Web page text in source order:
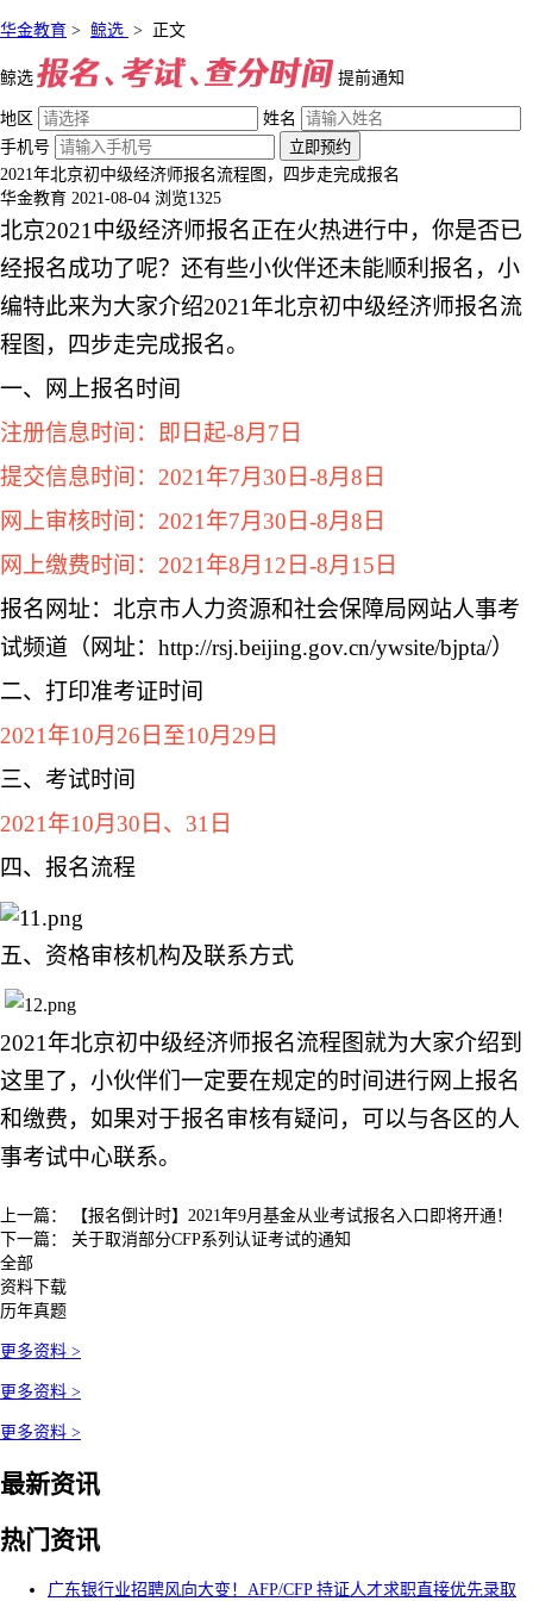
华金教育 > 鲸选 > 正文
鲸选 提前通知
地区
姓名
手机号
立即预约
2021年北京初中级经济师报名流程图，四步走完成报名
华金教育 2021-08-04 浏览1325
北京2021中级经济师报名正在火热进行中，你是否已
经报名成功了呢？还有些小伙伴还未能顺利报名，小
编特此来为大家介绍2021年北京初中级经济师报名流
程图，四步走完成报名。
一、网上报名时间
注册信息时间：即日起-8月7日
提交信息时间：2021年7月30日-8月8日
网上审核时间：2021年7月30日-8月8日
网上缴费时间：2021年8月12日-8月15日
报名网址：北京市人力资源和社会保障局网站人事考
试频道（网址：http://rsj.beijing.gov.cn/ywsite/bjpta/）
二、打印准考证时间
2021年10月26日至10月29日
三、考试时间
2021年10月30日、31日
四、报名流程
五、资格审核机构及联系方式
2021年北京初中级经济师报名流程图就为大家介绍到
这里了，小伙伴们一定要在规定的时间进行网上报名
和缴费，如果对于报名审核有疑问，可以与各区的人
事考试中心联系。
上一篇：
【报名倒计时】2021年9月基金从业考试报名入口即将开通！
下一篇： 关于取消部分CFP系列认证考试的通知
全部
资料下载
历年真题
更多资料 >
更多资料 >
更多资料 >
最新资讯
热门资讯
广东银行业招聘风向大变！AFP/CFP 持证人才求职直接优先录取